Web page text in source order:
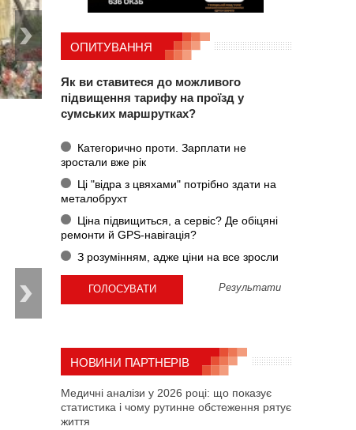
ОПИТУВАННЯ
Як ви ставитеся до можливого
підвищення тарифу на проїзд у
сумських маршрутках?
Категорично проти. Зарплати не
зростали вже рік
Ці "відра з цвяхами" потрібно здати на
металобрухт
Ціна підвищиться, а сервіс? Де обіцяні
ремонти й GPS-навігація?
З розумінням, адже ціни на все зросли
Результати
НОВИНИ ПАРТНЕРІВ
Медичні аналізи у 2026 році: що показує
статистика і чому рутинне обстеження рятує
життя